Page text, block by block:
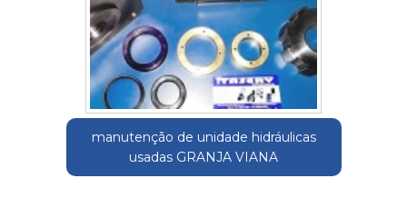
manutenção de unidade hidráulicas
usadas GRANJA VIANA